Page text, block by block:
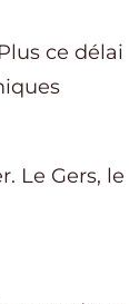
ce délai
Le Gers, le